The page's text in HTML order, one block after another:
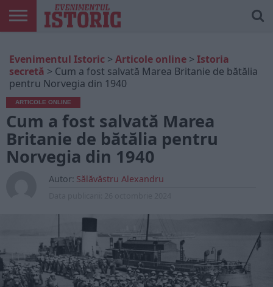
ONLINE
EDIȚII
TIPĂRITE
ISTORIC
PLAY
CONTUL
MEU
Evenimentul Istoric > Articole online > Istoria
secretă > Cum a fost salvată Marea Britanie de bătălia
pentru Norvegia din 1940
ARTICOLE ONLINE
Cum a fost salvată Marea
Britanie de bătălia pentru
Norvegia din 1940
Autor: Sălăvăstru Alexandru